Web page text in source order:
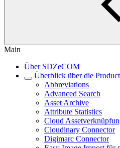
Main
Über SDZeCOM
Überblick über die
Abbreviations
Advanced Search
Asset Archive
Attribute Statistics
Cloud
Cloudinary Connector
Digimarc Connector